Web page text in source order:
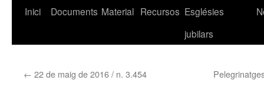
Inici Documents Material Recursos Esglésies
jubilars
← 22 de maig de 2016 / n. 3.454